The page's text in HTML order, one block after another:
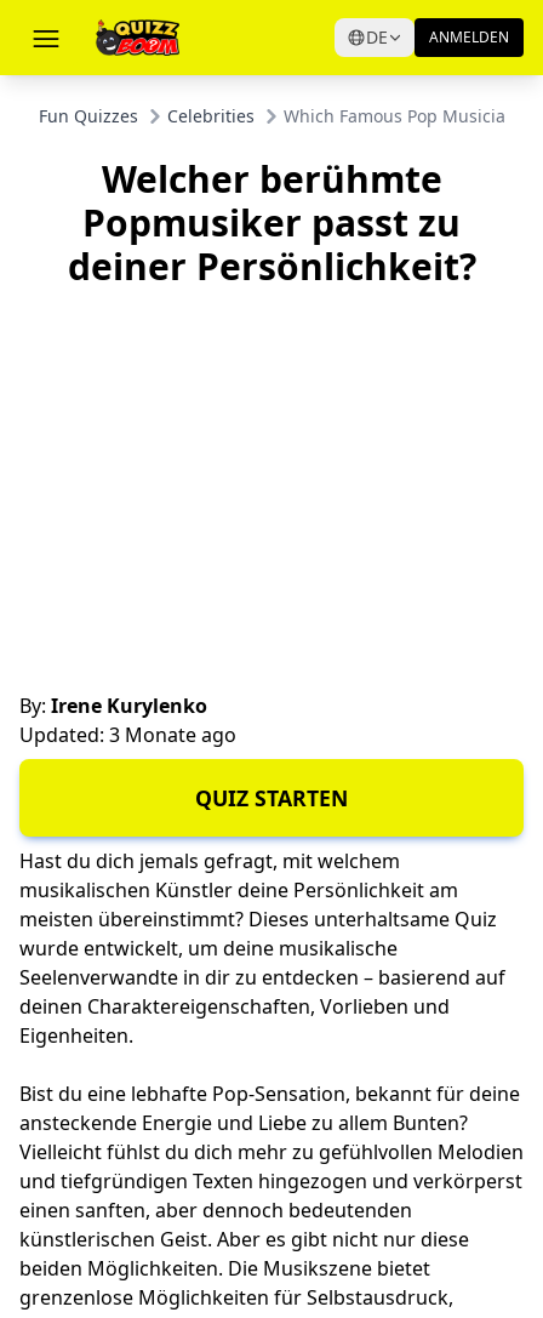
DE ANMELDEN
Fun Quizzes Celebrities Which Famous Pop Musician
Welcher berühmte
Popmusiker passt zu
deiner Persönlichkeit?
By: Irene Kurylenko
Updated: 3 Monate ago
QUIZ STARTEN
Hast du dich jemals gefragt, mit welchem
musikalischen Künstler deine Persönlichkeit am
meisten übereinstimmt? Dieses unterhaltsame Quiz
wurde entwickelt, um deine musikalische
Seelenverwandte in dir zu entdecken – basierend auf
deinen Charaktereigenschaften, Vorlieben und
Eigenheiten.
Bist du eine lebhafte Pop-Sensation, bekannt für deine
ansteckende Energie und Liebe zu allem Bunten?
Vielleicht fühlst du dich mehr zu gefühlvollen Melodien
und tiefgründigen Texten hingezogen und verkörperst
einen sanften, aber dennoch bedeutenden
künstlerischen Geist. Aber es gibt nicht nur diese
beiden Möglichkeiten. Die Musikszene bietet
grenzenlose Möglichkeiten für Selbstausdruck,